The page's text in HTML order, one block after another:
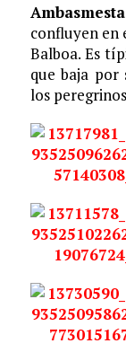
confluyen en
Balboa. Es
que baja por
los